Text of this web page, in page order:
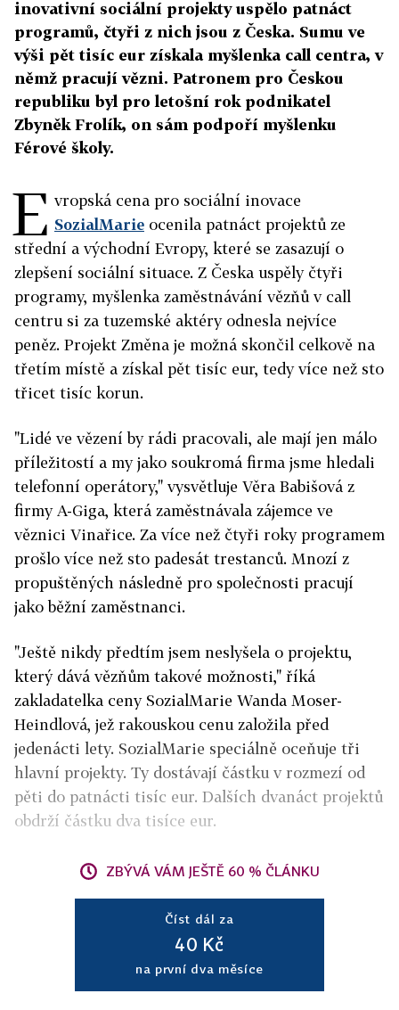
inovativní sociální projekty uspělo patnáct
programů, čtyři z nich jsou z Česka. Sumu ve
výši pět tisíc eur získala myšlenka call centra, v
němž pracují vězni. Patronem pro Českou
republiku byl pro letošní rok podnikatel
Zbyněk Frolík, on sám podpoří myšlenku
Férové školy.
E vropská cena pro sociální inovace
SozialMarie ocenila patnáct projektů ze
střední a východní Evropy, které se zasazují o
zlepšení sociální situace. Z Česka uspěly čtyři
programy, myšlenka zaměstnávání vězňů v call
centru si za tuzemské aktéry odnesla nejvíce
peněz. Projekt Změna je možná skončil celkově na
třetím místě a získal pět tisíc eur, tedy více než sto
třicet tisíc korun.
"Lidé ve vězení by rádi pracovali, ale mají jen málo
příležitostí a my jako soukromá firma jsme hledali
telefonní operátory," vysvětluje Věra Babišová z
firmy A-Giga, která zaměstnávala zájemce ve
věznici Vinařice. Za více než čtyři roky programem
prošlo více než sto padesát trestanců. Mnozí z
propuštěných následně pro společnosti pracují
jako běžní zaměstnanci.
"Ještě nikdy předtím jsem neslyšela o projektu,
který dává vězňům takové možnosti," říká
zakladatelka ceny SozialMarie Wanda Moser-
Heindlová, jež rakouskou cenu založila před
jedenácti lety. SozialMarie speciálně oceňuje tři
hlavní projekty. Ty dostávají částku v rozmezí od
pěti do patnácti tisíc eur. Dalších dvanáct projektů
obdrží částku dva tisíce eur.
ZBÝVÁ VÁM JEŠTĚ 60 % ČLÁNKU
Číst dál za
40 Kč
na první dva měsíce